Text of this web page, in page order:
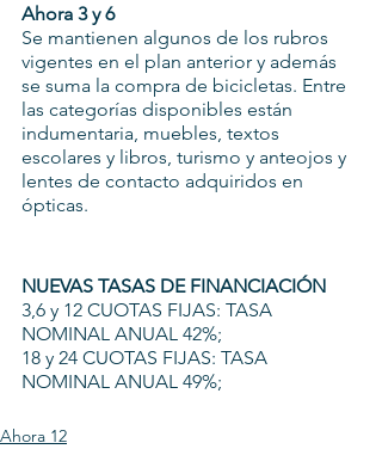
Ahora 3 y 6
Se mantienen algunos de los rubros
vigentes en el plan anterior y además
se suma la compra de bicicletas. Entre
las categorías disponibles están
indumentaria, muebles, textos
escolares y libros, turismo y anteojos y
lentes de contacto adquiridos en
ópticas.
NUEVAS TASAS DE FINANCIACIÓN
3,6 y 12 CUOTAS FIJAS: TASA
NOMINAL ANUAL 42%;
18 y 24 CUOTAS FIJAS: TASA
NOMINAL ANUAL 49%;
Ahora 12